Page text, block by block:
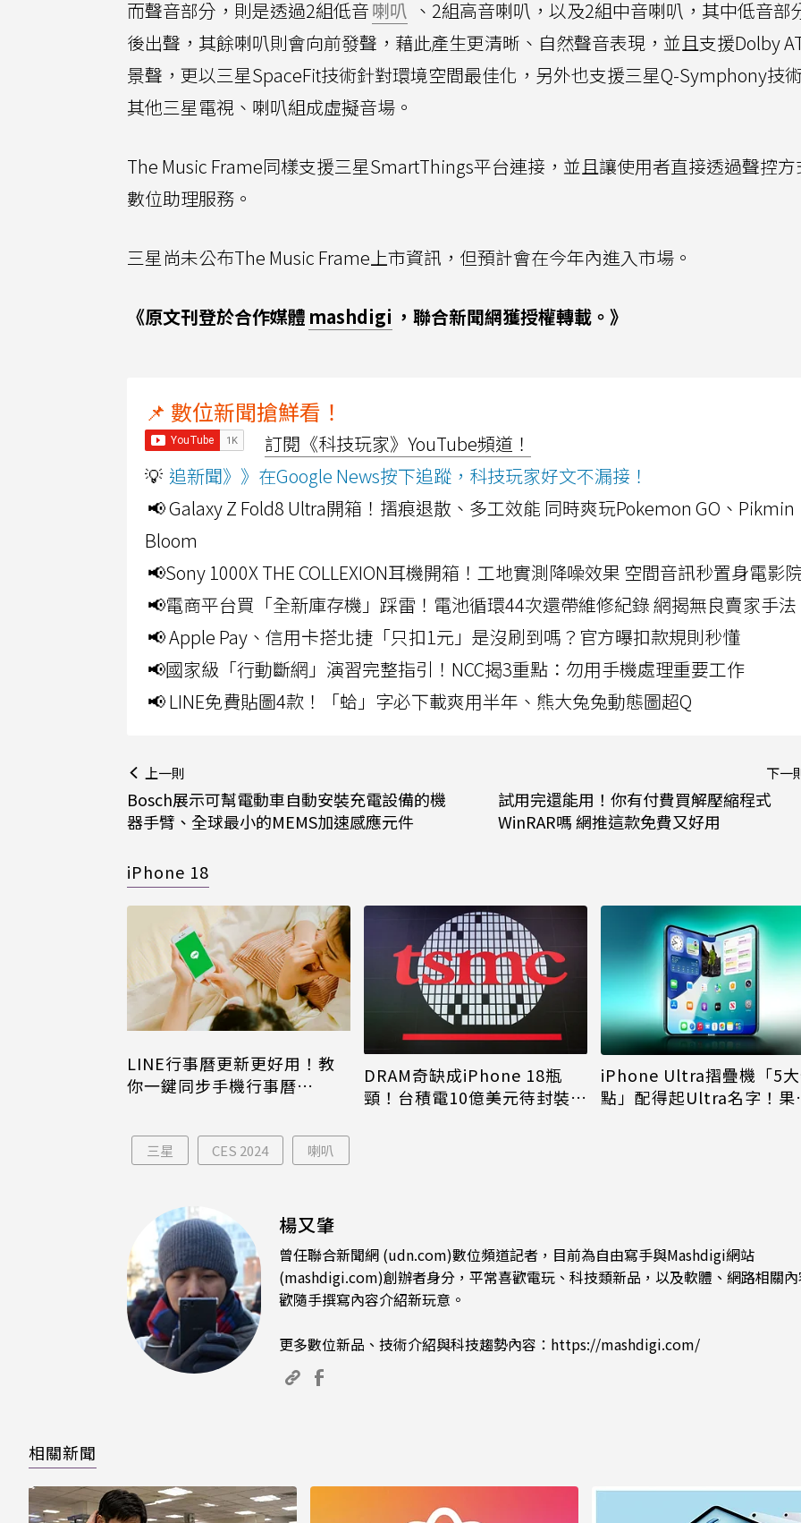
而聲音部分，則是透過2組低音喇叭 、2組高音喇叭，以及2組中音喇叭，其中低音部
後出聲，其餘喇叭則會向前發聲，藉此產生更清晰、自然聲音表現，並且支援Dolby
景聲，更以三星SpaceFit技術針對環境空間最佳化，另外也支援三星Q-Symphony技
其他三星電視、喇叭組成虛擬音場。
The Music Frame同樣支援三星SmartThings平台連接，並且讓使用者直接透過聲控
數位助理服務。
三星尚未公布The Music Frame上市資訊，但預計會在今年內進入市場。
《原文刊登於合作媒體 mashdigi ，聯合新聞網獲授權轉載。》
📌 數位新聞搶鮮看！
訂閱《科技玩家》YouTube頻道！
💡 追新聞》》在Google News按下追蹤，科技玩家好文不漏接！
📢 Galaxy Z Fold8 Ultra開箱！摺痕退散、多工效能 同時爽玩Pokemon GO、Pikmin
Bloom
📢Sony 1000X THE COLLEXION耳機開箱！工地實測降噪效果 空間音訊秒置身電影
📢電商平台買「全新庫存機」踩雷！電池循環44次還帶維修紀錄 網揭無良賣家手法
📢 Apple Pay、信用卡搭北捷「只扣1元」是沒刷到嗎？官方曝扣款規則秒懂
📢國家級「行動斷網」演習完整指引！NCC揭3重點：勿用手機處理重要工作
📢 LINE免費貼圖4款！「蛤」字必下載爽用半年、熊大兔兔動態圖超Q
上一則
Bosch展示可幫電動車自動安裝充電設備的機
器手臂、全球最小的MEMS加速感應元件
下一
試用完還能用！你有付費買解壓縮程式
WinRAR嗎 網推這款免費又好用
iPhone 18
LINE行事曆更新更好用！教
你一鍵同步手機行事曆
DRAM奇缺成iPhone 18瓶
頸！台積電10億美元待封裝晶
iPhone Ultra摺疊機「5
點」配得起Ultra名字！果
三星 CES 2024 喇叭
楊又肇
曾任聯合新聞網 (udn.com)數位頻道記者，目前為自由寫手與Mashdigi網站
(mashdigi.com)創辦者身分，平常喜歡電玩、科技類新品，以及軟體、網路相關
歡隨手撰寫內容介紹新玩意。
更多數位新品、技術介紹與科技趨勢內容： https://mashdigi.com/
相關新聞